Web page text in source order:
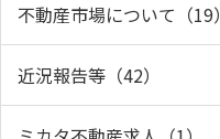
不動産市場について（19）
近況報告等（42）